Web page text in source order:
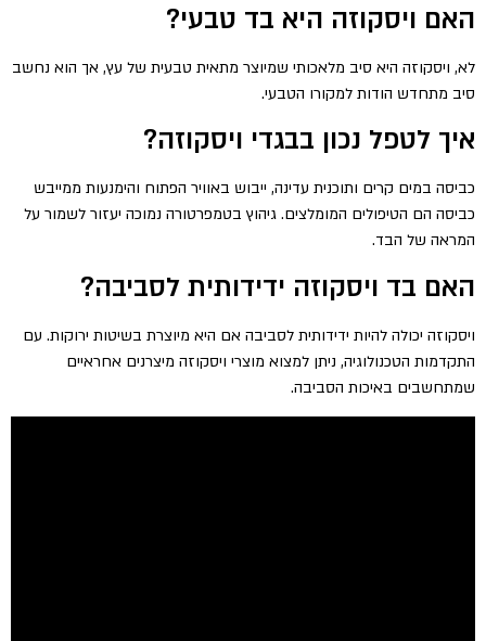
האם ויסקוזה היא בד טבעי?
לא, ויסקוזה היא סיב מלאכותי שמיוצר מתאית טבעית של עץ, אך הוא נחשב
סיב מתחדש הודות למקורו הטבעי.
איך לטפל נכון בבגדי ויסקוזה?
כביסה במים קרים ותוכנית עדינה, ייבוש באוויר הפתוח והימנעות ממייבש
כביסה הם הטיפולים המומלצים. גיהוץ בטמפרטורה נמוכה יעזור לשמור על
המראה של הבד.
האם בד ויסקוזה ידידותית לסביבה?
ויסקוזה יכולה להיות ידידותית לסביבה אם היא מיוצרת בשיטות ירוקות. עם
התקדמות הטכנולוגיה, ניתן למצוא מוצרי ויסקוזה מיצרנים אחראיים
שמתחשבים באיכות הסביבה.